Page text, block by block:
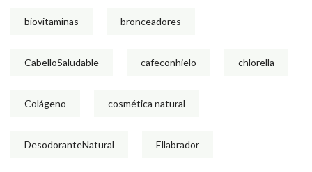
biovitaminas bronceadores
CabelloSaludable cafeconhielo chlorella
Colágeno cosmética natural
DesodoranteNatural Ellabrador